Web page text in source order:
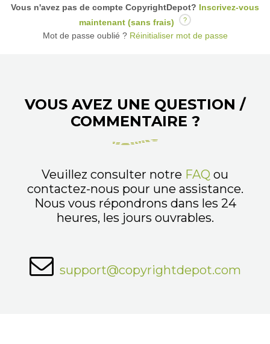
Vous n'avez pas de compte CopyrightDepot? Inscrivez-vous
maintenant (sans frais)
?
Mot de passe oublié ?Réinitialiser mot de passe
VOUS AVEZ UNE QUESTION /
COMMENTAIRE ?
Veuillez consulter notre FAQ ou
contactez-nous pour une assistance.
Nous vous répondrons dans les 24
heures, les jours ouvrables.
support@copyrightdepot.com